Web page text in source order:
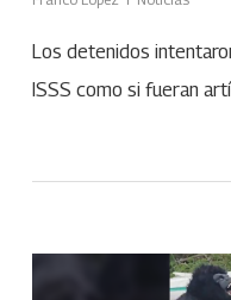
Los detenidos
ISSS como si fueran